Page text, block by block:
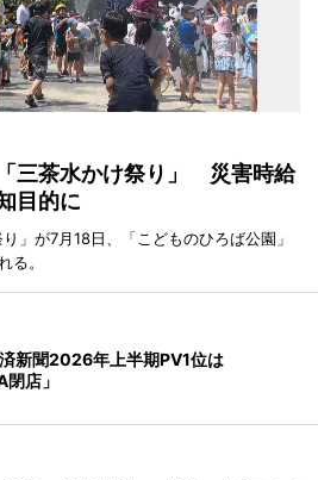
三茶水かけ祭り」 災害時給
目的に
」が7月18日、「こどものひろば公園」
る。
新聞2026年上半期PV1位は
閉店」